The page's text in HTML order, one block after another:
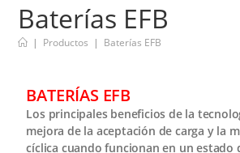
Baterías EFB
| Productos | Baterías EFB
BATERÍAS EFB
Los principales beneficios de la
mejora de la aceptación de carga y la
cíclica cuando funcionan en un estado